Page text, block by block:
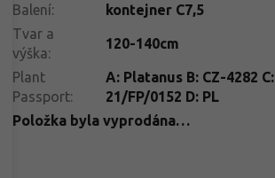
Balení:
kontejner C7,5
Tvar a
výška:
120-140cm
Plant
Passport:
A: Platanus B: CZ-4282 C:
21/FP/0152 D: PL
Položka byla vyprodána…